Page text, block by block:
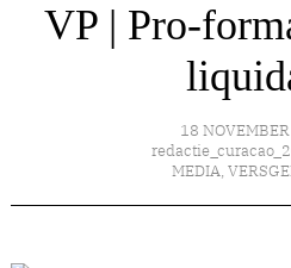
VP | Pro-
18
MEDIA,